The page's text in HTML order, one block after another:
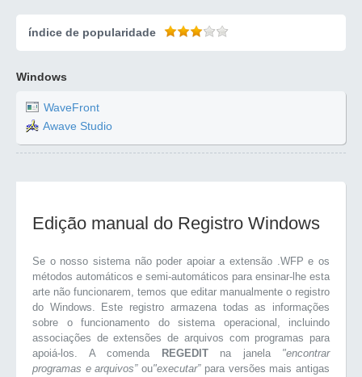
índice de popularidade
Windows
WaveFront
Awave Studio
Edição manual do Registro Windows
Se o nosso sistema não poder apoiar a extensão .WFP e os
métodos automáticos e semi-automáticos para ensinar-lhe esta
arte não funcionarem, temos que editar manualmente o registro
do Windows. Este registro armazena todas as informações
sobre o funcionamento do sistema operacional, incluindo
associações de extensões de arquivos com programas para
apoiá-los. A comenda
REGEDITna janela "encontrar
programas e arquivos”ou"executar”para versões mais antigas